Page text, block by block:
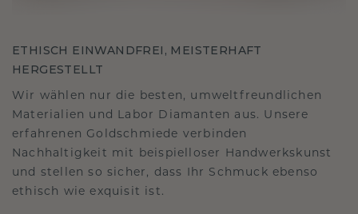
ETHISCH EINWANDFREI, MEISTERHAFT
HERGESTELLT
Wir wählen nur die besten, umweltfreundlichen
Materialien und Labor Diamanten aus. Unsere
erfahrenen Goldschmiede verbinden
Nachhaltigkeit mit beispielloser Handwerkskunst
und stellen so sicher, dass Ihr Schmuck ebenso
ethisch wie exquisit ist.